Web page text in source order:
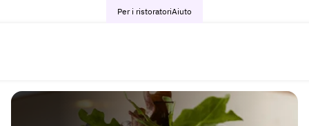
Per i ristoratoriAiuto